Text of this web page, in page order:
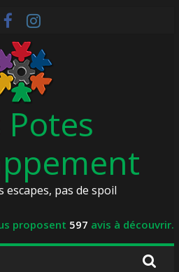
Potes
escapes, pas de spoil
proposent 597 avis à découvrir.